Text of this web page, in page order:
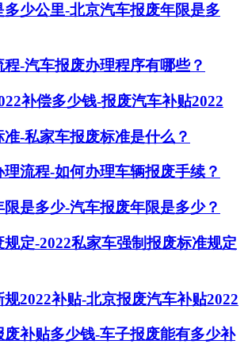
少公里-北京汽车报废年限是多
-汽车报废办理程序有哪些？
补偿多少钱-报废汽车补贴2022
-私家车报废标准是什么？
流程-如何办理车辆报废手续？
是多少-汽车报废年限是多少？
定-2022私家车强制报废标准规定
2022补贴-北京报废汽车补贴2022
补贴多少钱-车子报废能有多少补